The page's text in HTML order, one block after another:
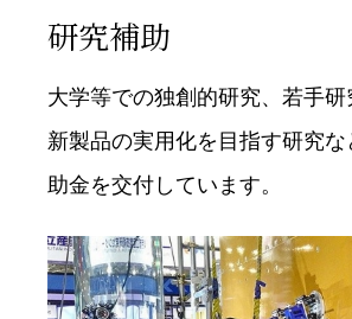
研究補助
⼤学等での独創的研究、若⼿研
新製品の実用化を目指す研究
助⾦を交付しています。